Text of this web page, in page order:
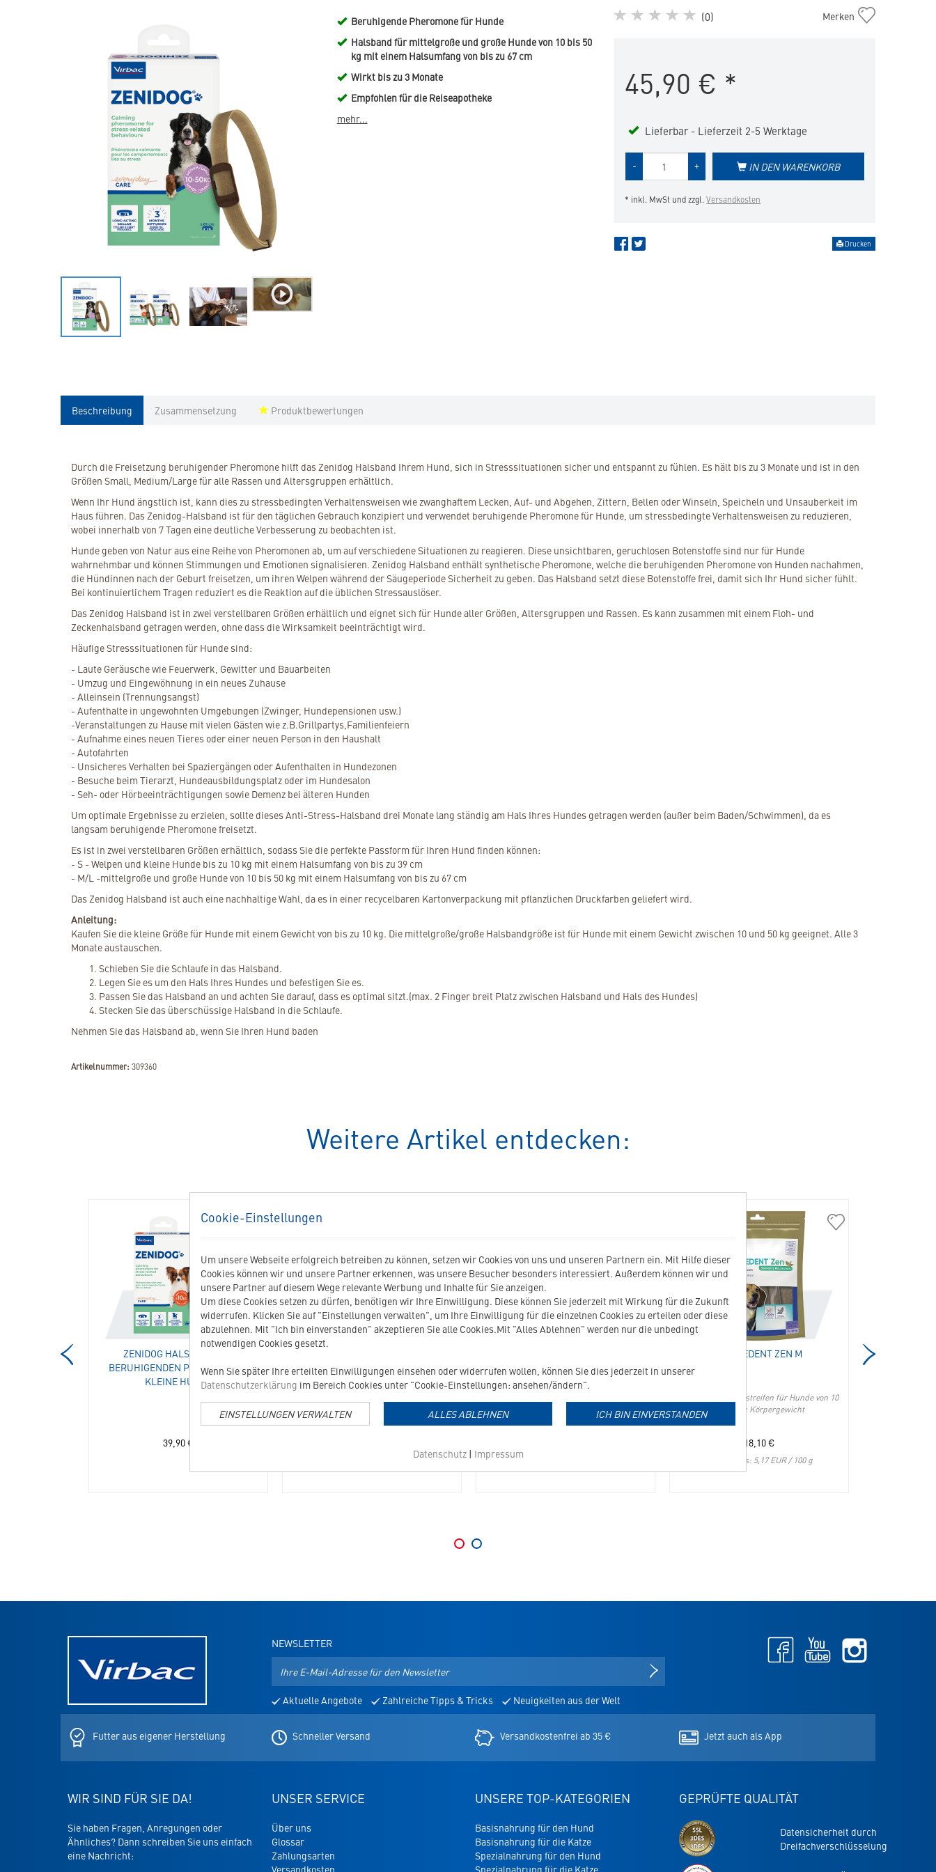
Beruhigende Pheromone für Hunde
Halsband für mittelgroße und große Hunde von 10 bis 50
kg mit einem Halsumfang von bis zu 67 cm
Wirkt bis zu 3 Monate
Empfohlen für die Reiseapotheke
mehr...
(0)
Zenidog
die
Merkliste
hinzufügen
Merken
45,90 € *
Lieferbar - Lieferzeit 2-5 Werktage
+
- IN DEN WARENKORB
* inkl. MwSt und zzgl.Versandkosten
Drucken
Beschreibung Zusammensetzung Produktbewertungen
Durch die Freisetzung beruhigender Pheromone hilft das Zenidog Halsband Ihrem Hund, sich in Stresssituationen sicher und entspannt zu fühlen. Es hält bis zu 3 Monate und ist in den
Größen Small, Medium/Large für alle Rassen und Altersgruppen erhältlich.
Wenn Ihr Hund ängstlich ist, kann dies zu stressbedingten Verhaltensweisen wie zwanghaftem Lecken, Auf- und Abgehen, Zittern, Bellen oder Winseln, Speicheln und Unsauberkeit im
Haus führen. Das Zenidog-Halsband ist für den täglichen Gebrauch konzipiert und verwendet beruhigende Pheromone für Hunde, um stressbedingte Verhaltensweisen zu reduzieren,
wobei innerhalb von 7 Tagen eine deutliche Verbesserung zu beobachten ist.
Hunde geben von Natur aus eine Reihe von Pheromonen ab, um auf verschiedene Situationen zu reagieren. Diese unsichtbaren, geruchlosen Botenstoffe sind nur für Hunde
wahrnehmbar und können Stimmungen und Emotionen signalisieren. Zenidog Halsband enthält synthetische Pheromone, welche die beruhigenden Pheromone von Hunden nachahmen,
die Hündinnen nach der Geburt freisetzen, um ihren Welpen während der Säugeperiode Sicherheit zu geben. Das Halsband setzt diese Botenstoffe frei, damit sich Ihr Hund sicher fühlt.
Bei kontinuierlichem Tragen reduziert es die Reaktion auf die üblichen Stressauslöser.
Das Zenidog Halsband ist in zwei verstellbaren Größen erhältlich und eignet sich für Hunde aller Größen, Altersgruppen und Rassen. Es kann zusammen mit einem Floh- und
Zeckenhalsband getragen werden, ohne dass die Wirksamkeit beeinträchtigt wird.
Häufige Stresssituationen für Hunde sind:
- Laute Geräusche wie Feuerwerk, Gewitter und Bauarbeiten
- Umzug und Eingewöhnung in ein neues Zuhause
- Alleinsein (Trennungsangst)
- Aufenthalte in ungewohnten Umgebungen (Zwinger, Hundepensionen usw.)
-Veranstaltungen zu Hause mit vielen Gästen wie z.B.Grillpartys,Familienfeiern
- Aufnahme eines neuen Tieres oder einer neuen Person in den Haushalt
- Autofahrten
- Unsicheres Verhalten bei Spaziergängen oder Aufenthalten in Hundezonen
- Besuche beim Tierarzt, Hundeausbildungsplatz oder im Hundesalon
- Seh- oder Hörbeeinträchtigungen sowie Demenz bei älteren Hunden
Um optimale Ergebnisse zu erzielen, sollte dieses Anti-Stress-Halsband drei Monate lang ständig am Hals Ihres Hundes getragen werden (außer beim Baden/Schwimmen), da es
langsam beruhigende Pheromone freisetzt.
Es ist in zwei verstellbaren Größen erhältlich, sodass Sie die perfekte Passform für Ihren Hund finden können:
- S - Welpen und kleine Hunde bis zu 10 kg mit einem Halsumfang von bis zu 39 cm
- M/L -mittelgroße und große Hunde von 10 bis 50 kg mit einem Halsumfang von bis zu 67 cm
Das Zenidog Halsband ist auch eine nachhaltige Wahl, da es in einer recycelbaren Kartonverpackung mit pflanzlichen Druckfarben geliefert wird.
Anleitung:
Kaufen Sie die kleine Größe für Hunde mit einem Gewicht von bis zu 10 kg. Die mittelgroße/große Halsbandgröße ist für Hunde mit einem Gewicht zwischen 10 und 50 kg geeignet. Alle 3
Monate austauschen.
Schieben Sie die Schlaufe in das Halsband.
Legen Sie es um den Hals Ihres Hundes und befestigen Sie es.
Passen Sie das Halsband an und achten Sie darauf, dass es optimal sitzt.(max. 2 Finger breit Platz zwischen Halsband und Hals des Hundes)
Stecken Sie das überschüssige Halsband in die Schlaufe.
Nehmen Sie das Halsband ab, wenn Sie Ihren Hund baden
Artikelnummer: 309360
Weitere Artikel entdecken:
Halsband
mit
beruhigenden
Pheromonen
kleine
Hunde
in
Merkliste
hinzufügen
ZENIDOG HALSBAND MIT
BERUHIGENDEN PHEROMONEN
KLEINE HUNDE
39,90€
Gel
-
Diffuser
mit
beruhigenden
Pheromonen
in
die
hinzufügen
BERUHIGENDEN PHEROMONEN FÜR
HUNDE
Grundpreis: 17,26 EUR / 100 g
M/L
in
Merkliste
hinzufügen
308305
VEGGIEDENT ZEN M
Vegetarische Kaustreifen für Hunde von 10
bis 30 kg Körpergewicht
18,10€
Grundpreis: 5,17 EUR / 100 g
Cookie-Einstellungen
Um unsere Webseite erfolgreich betreiben zu können, setzen wir Cookies von uns und unseren Partnern ein. Mit Hilfe dieser
Cookies können wir und unsere Partner erkennen, was unsere Besucher besonders interessiert. Außerdem können wir und
unsere Partner auf diesem Wege relevante Werbung und Inhalte für Sie anzeigen.
Um diese Cookies setzen zu dürfen, benötigen wir Ihre Einwilligung. Diese können Sie jederzeit mit Wirkung für die Zukunft
widerrufen. Klicken Sie auf "Einstellungen verwalten", um Ihre Einwilligung für die einzelnen Cookies zu erteilen oder diese
abzulehnen. Mit "Ich bin einverstanden" akzeptieren Sie alle Cookies.Mit "Alles Ablehnen" werden nur die unbedingt
notwendigen Cookies gesetzt.
Wenn Sie später Ihre erteilten Einwilligungen einsehen oder widerrufen wollen, können Sie dies jederzeit in unserer
Datenschutzerklärung im Bereich Cookies unter "Cookie-Einstellungen: ansehen/ändern".
ICH BIN EINVERSTANDEN
EINSTELLUNGEN VERWALTEN ALLES ABLEHNEN
Datenschutz| Impressum
NEWSLETTER
Mail-
Adresse
für
den
Newsletter
NEWSLETTER ANMELDEN
Aktuelle Angebote Zahlreiche Tipps & Tricks Neuigkeiten aus der Welt
Facebook
Tab
Youtube
Tab
Tab
Futter aus eigener Herstellung
Schneller Versand Versandkostenfrei ab 35 € Jetzt auch als App
WIR SIND FÜR SIE DA!
Sie haben Fragen, Anregungen oder
Ähnliches? Dann schreiben Sie uns einfach
eine Nachricht:
UNSER SERVICE
Über uns
Glossar
Zahlungsarten
Versandkosten
UNSERE TOP-KATEGORIEN
Basisnahrung für den Hund
Basisnahrung für die Katze
Spezialnahrung für den Hund
Spezialnahrung für die Katze
GEPRÜFTE QUALITÄT
Datensicherheit durch
Dreifachverschlüsselung